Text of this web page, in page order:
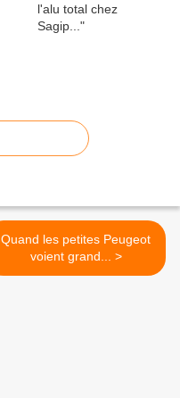
Quand les petites Peugeot
voient grand... >